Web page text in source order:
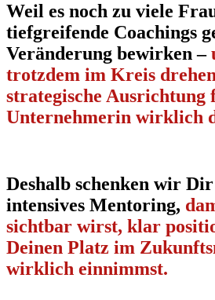
Weil es noch zu viele
tiefgreifende Coachings
Veränderung bewirken –
trotzdem im Kreis
strategische Ausrichtung
Unternehmerin wirklich
Deshalb schenken wir Dir
intensives Mentoring,
sichtbar wirst, klar
Deinen Platz im
wirklich einnimmst.